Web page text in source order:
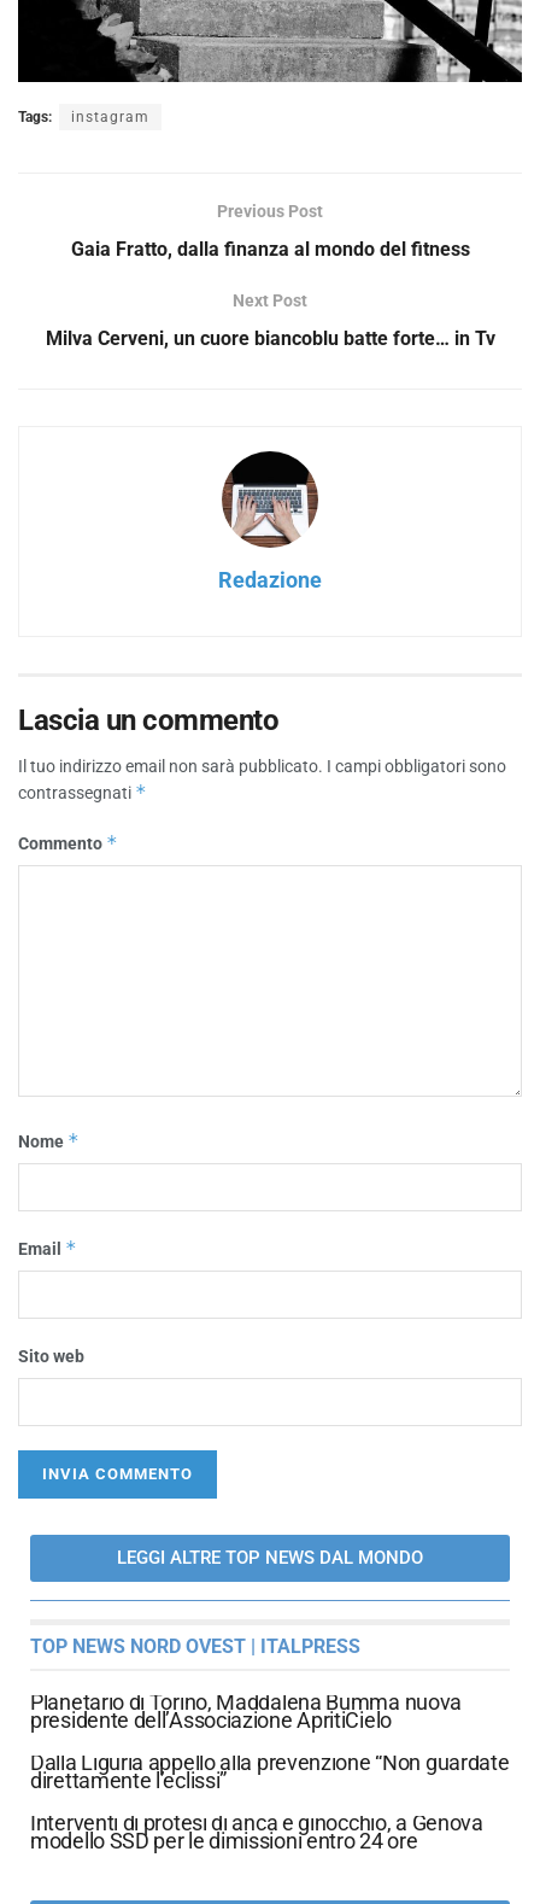
Tags: instagram
Previous Post
Gaia Fratto, dalla finanza al mondo del fitness
Next Post
Milva Cerveni, un cuore biancoblu batte forte… in Tv
Redazione
Lascia un commento
Il tuo indirizzo email non sarà pubblicato. I campi obbligatori sono
contrassegnati *
Commento *
Nome *
Email *
Sito web
LEGGI ALTRE TOP NEWS DAL MONDO
TOP NEWS NORD OVEST | ITALPRESS
Planetario di Torino, Maddalena Bumma nuova
presidente dell’Associazione ApritiCielo
Dalla Liguria appello alla prevenzione “Non guardate
direttamente l’eclissi”
Interventi di protesi di anca e ginocchio, a Genova
modello SSD per le dimissioni entro 24 ore